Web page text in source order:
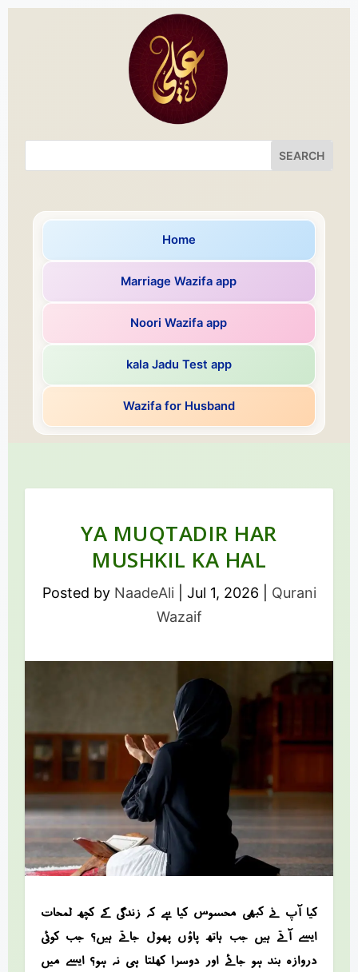
Home
Marriage Wazifa app
Noori Wazifa app
kala Jadu Test app
Wazifa for Husband
YA MUQTADIR HAR
MUSHKIL KA HAL
Posted by NaadeAli Jul 1, 2026
Qurani
Wazaif
کیا آپ نے کبھی محسوس کیا ہے کہ زندگی کے کچھ لمحات
ایسے آتے ہیں جب ہاتھ پاؤں پھول جاتے ہیں؟ جب کوئی
دروازہ بند ہو جائے اور دوسرا کھلتا ہی نہ ہو؟ ایسے میں